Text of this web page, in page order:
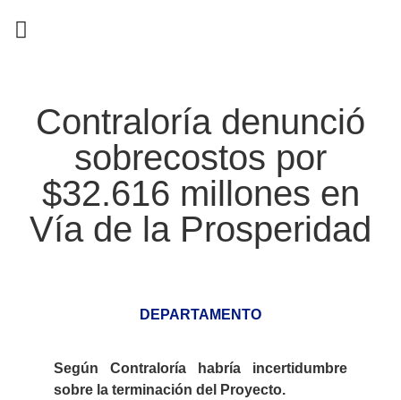
Contraloría denunció
sobrecostos por
$32.616 millones en
Vía de la Prosperidad
DEPARTAMENTO
Según Contraloría habría incertidumbre
sobre la terminación del Proyecto.